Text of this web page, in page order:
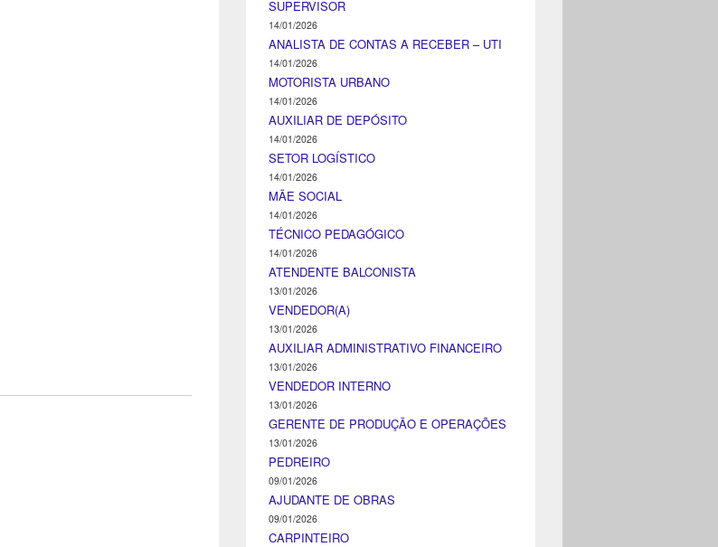
SUPERVISOR
14/01/2026
ANALISTA DE CONTAS A RECEBER – UTI
14/01/2026
MOTORISTA URBANO
14/01/2026
AUXILIAR DE DEPÓSITO
14/01/2026
SETOR LOGÍSTICO
14/01/2026
MÃE SOCIAL
14/01/2026
TÉCNICO PEDAGÓGICO
14/01/2026
ATENDENTE BALCONISTA
13/01/2026
VENDEDOR(A)
13/01/2026
AUXILIAR ADMINISTRATIVO FINANCEIRO
13/01/2026
VENDEDOR INTERNO
13/01/2026
GERENTE DE PRODUÇÃO E OPERAÇÕES
13/01/2026
PEDREIRO
09/01/2026
AJUDANTE DE OBRAS
09/01/2026
CARPINTEIRO